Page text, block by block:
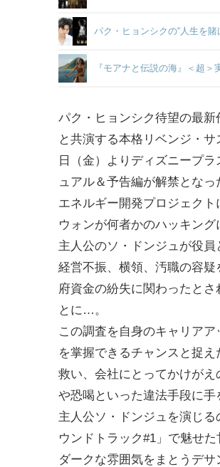
パク・ヒョンシクの“人生を
『モアナと伝説の海』＜超
パク・ヒョンシク待望の最
と共演する本格リベンジ・サ
日（金）よりディズニープ
ュアル＆予告編が解禁となっ
エネルギー開発プロジェク
ウォンが何者かのハッキング
主人公のソ・ドンジュが役員
経営不振、横領、汚職の容
府資金の紛失に関わったと
とに…。
この調査を自身のキャリア
を掌握できるチャンスと捉
救い、会社にとってかけが
や恐喝といった違法手段に手
主人公ソ・ドンジュを演じ
ウンドトラック#1」で魅せ
ダークな雰囲気をまとうデ